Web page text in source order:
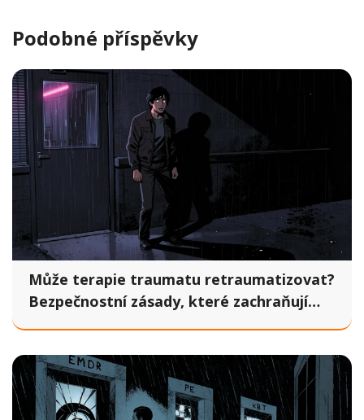
Podobné příspěvky
Může terapie traumatu retraumatizovat?
Bezpečnostní zásady, které zachraňují